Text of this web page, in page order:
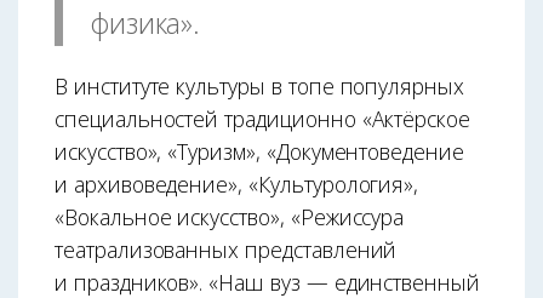
физика».
В институте культуры в топе популярных
специальностей традиционно «Актёрское
искусство», «Туризм», «Документоведение
и архивоведение», «Культурология»,
«Вокальное искусство», «Режиссура
театрализованных представлений
и праздников». «Наш вуз — единственный